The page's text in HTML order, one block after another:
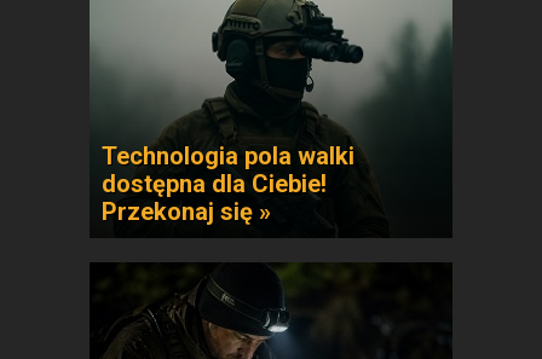
Technologia pola walki
dostępna dla Ciebie!
Przekonaj się »